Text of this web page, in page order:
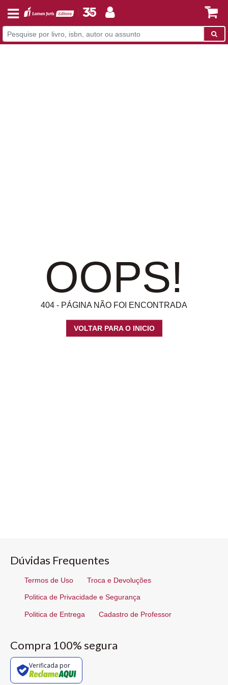
OOPS!
404 - PÁGINA NÃO FOI ENCONTRADA
VOLTAR PARA O INICIO
Dúvidas Frequentes
Termos de Uso Troca e Devoluções
Politica de Privacidade e Segurança
Politica de Entrega Cadastro de Professor
Compra 100% segura
Verificada por